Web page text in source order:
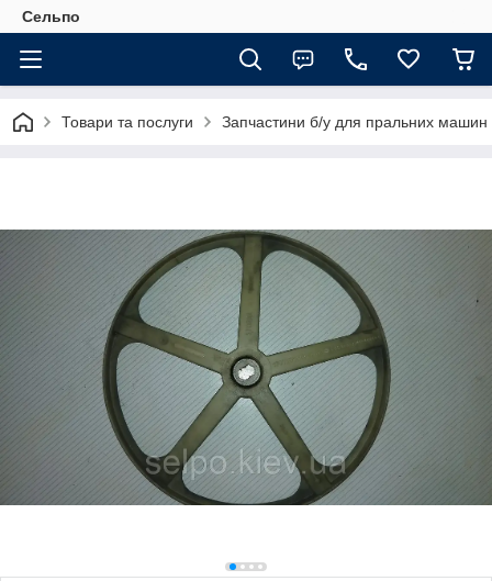
Сельпо
Товари та послуги Запчастини б/у для пральних машин